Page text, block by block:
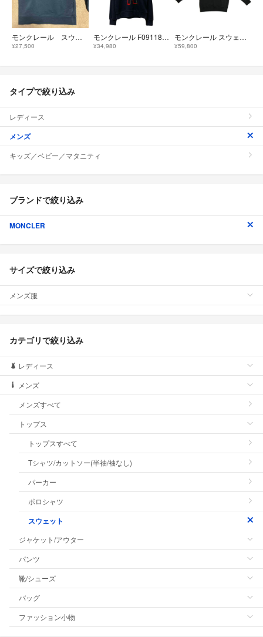
モンクレール スウェット
¥27,500
モンクレール F09118G7001080980 スウェット M ネイビー ITLHS11QV696
¥34,980
モンクレール スウェット K2091 8G 00049 89A8F
¥59,800
タイプで絞り込み
レディース
メンズ
キッズ／ベビー／マタニティ
ブランドで絞り込み
MONCLER
サイズで絞り込み
メンズ服
カテゴリで絞り込み
レディース
メンズ
メンズすべて
トップス
トップスすべて
Tシャツ/カットソー(半袖/袖なし)
パーカー
ポロシャツ
スウェット
ジャケット/アウター
パンツ
靴/シューズ
バッグ
ファッション小物